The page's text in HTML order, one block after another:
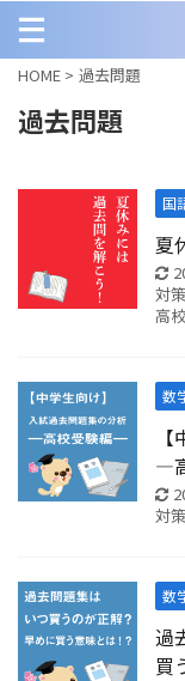
HOME > 過去問題
過去問題
国
夏
対策
高
数
―
対策
数
過
買